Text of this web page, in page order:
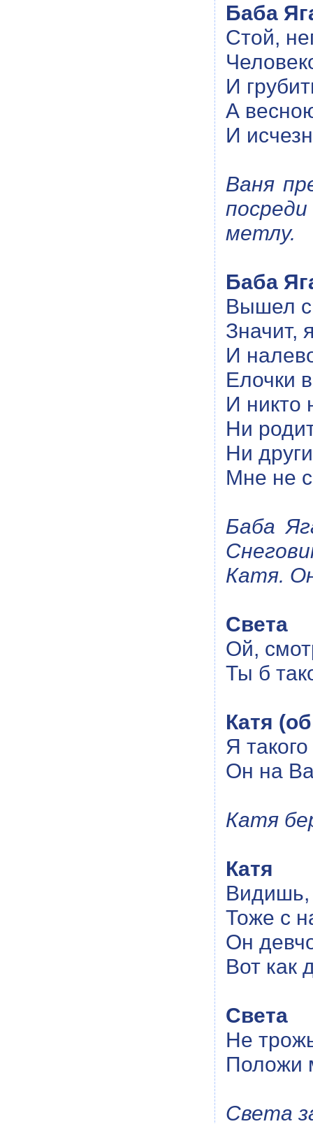
Баба
Стой,
И
А
И
Ваня
метлу.
Баба
Вышел
Значит,
И
Елочки
И никто
Ни
Ни
Мне не
Баба
Катя.
Света
Ой,
Ты б
Катя
Я
Он на
Катя
Катя
Видишь,
Тоже с
Он
Вот как
Света
Не
Положи
Света